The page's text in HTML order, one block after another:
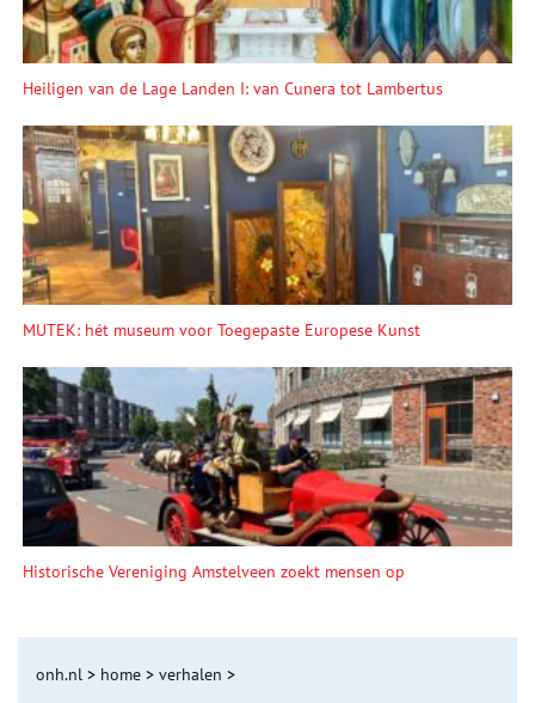
Heiligen van de Lage Landen I: van Cunera tot Lambertus
MUTEK: hét museum voor Toegepaste Europese Kunst
Historische Vereniging Amstelveen zoekt mensen op
onh.nl > home > verhalen >